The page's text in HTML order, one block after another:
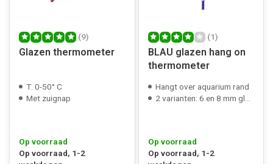
(9)
Glazen thermometer
T: 0-50° C
Met zuignap
Op voorraad
Op voorraad, 1-2
(1)
BLAU glazen hang on
thermometer
Hangt over aquarium rand
2 varianten: 6 en 8 mm glasdikte
Op voorraad
Op voorraad, 1-2